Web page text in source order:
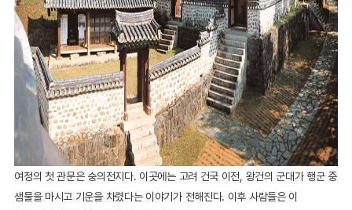
여정의 첫 관문은 숭의전지다. 이곳에는 고려 건국 이전, 왕건의 군대가 행군 중
샘물을 마시고 기운을 차렸다는 이야기가 전해진다. 이후 사람들은 이